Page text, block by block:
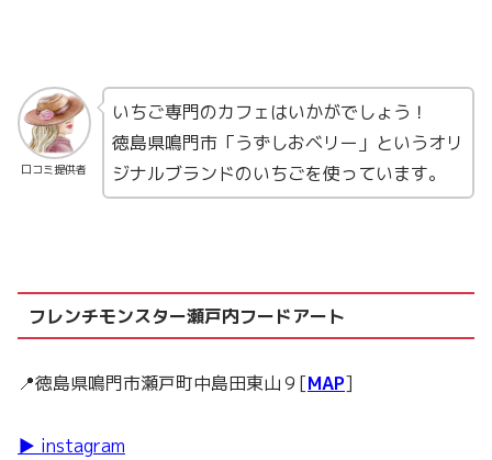
口コミ提供者
いちご専門のカフェはいかがでしょう！
徳島県鳴門市「うずしおベリー」というオリ
ジナルブランドのいちごを使っています。
フレンチモンスター瀬戸内フードアート
📍徳島県鳴門市瀬戸町中島田東山９[MAP]
▶ instagram